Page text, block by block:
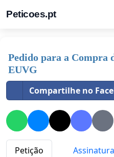
Peticoes.pt
Pedido para a Compra
EUVG
Compartilhe no
Petição